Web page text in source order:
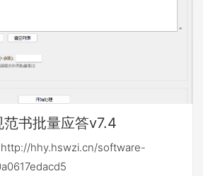
书批量应答v7.4
http://hhy.hswzi.cn/software-